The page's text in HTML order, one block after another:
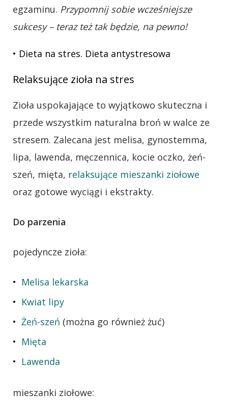
egzaminu. Przypomnij sobie wcześniejsze
sukcesy – teraz też tak będzie, na pewno!
• Dieta na stres. Dieta antystresowa
Relaksujące zioła na stres
Zioła uspokajające to wyjątkowo skuteczna i
przede wszystkim naturalna broń w walce ze
stresem. Zalecana jest melisa, gynostemma,
lipa, lawenda, męczennica, kocie oczko, żeń-
szeń, mięta, relaksujące mieszanki ziołowe
oraz gotowe wyciągi i ekstrakty.
Do parzenia
pojedyncze zioła:
Melisa lekarska
Kwiat lipy
Żeń-szeń (można go również żuć)
Mięta
Lawenda
mieszanki ziołowe: